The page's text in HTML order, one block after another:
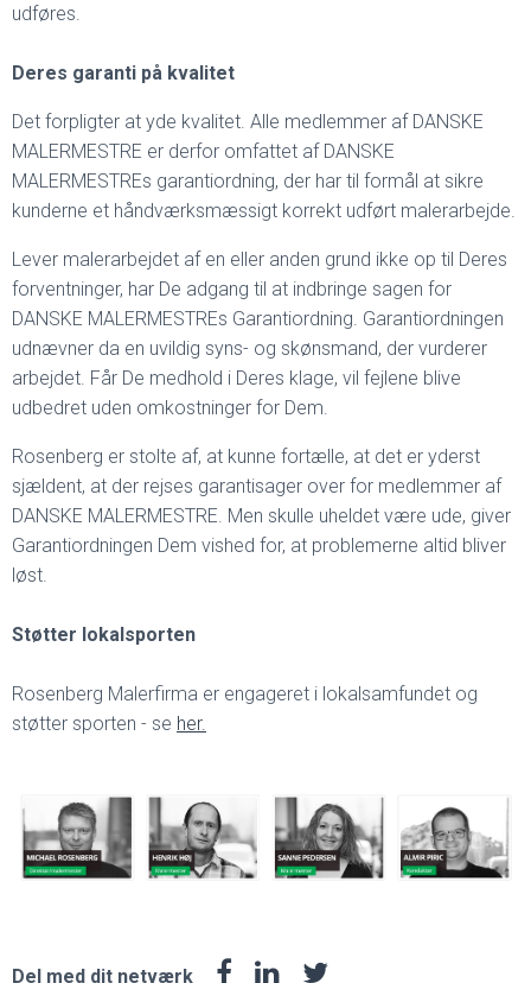
udføres.
Deres garanti på kvalitet
Det forpligter at yde kvalitet. Alle medlemmer af DANSKE
MALERMESTRE er derfor omfattet af DANSKE
MALERMESTREs garantiordning, der har til formål at sikre
kunderne et håndværksmæssigt korrekt udført malerarbejde.
Lever malerarbejdet af en eller anden grund ikke op til Deres
forventninger, har De adgang til at indbringe sagen for
DANSKE MALERMESTREs Garantiordning. Garantiordningen
udnævner da en uvildig syns- og skønsmand, der vurderer
arbejdet. Får De medhold i Deres klage, vil fejlene blive
udbedret uden omkostninger for Dem.
Rosenberg er stolte af, at kunne fortælle, at det er yderst
sjældent, at der rejses garantisager over for medlemmer af
DANSKE MALERMESTRE. Men skulle uheldet være ude, giver
Garantiordningen Dem vished for, at problemerne altid bliver
løst.
Støtter lokalsporten
Rosenberg Malerfirma er engageret i lokalsamfundet og
støtter sporten - se her.
Del med dit netværk